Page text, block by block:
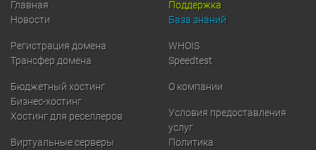
Главная
Новости
Регистрация домена
Трансфер домена
Бюджетный хостинг
Бизнес-хостинг
Хостинг для реселлеров
Виртуальные серверы
Поддержка
База знаний
WHOIS
Speedtest
О компании
Условия предоставления
услуг
Политика